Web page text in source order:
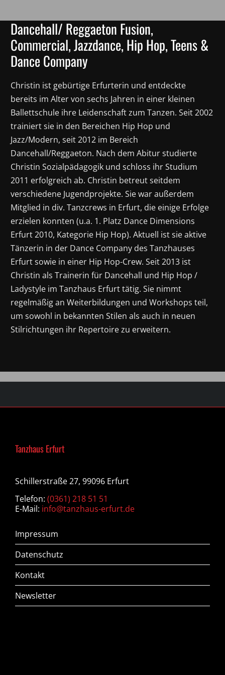
Dancehall/ Reggaeton Fusion,
Commercial, Jazzdance, Hip Hop, Teens &
Dance Company
Christin ist gebürtige Erfurterin und entdeckte
bereits im Alter von sechs Jahren in einer kleinen
Ballettschule ihre Leidenschaft zum Tanzen. Seit 2002
trainiert sie in den Bereichen Hip Hop und
Jazz/Modern, seit 2012 im Bereich
Dancehall/Reggaeton. Nach dem Abitur studierte
Christin Sozialpädagogik und schloss ihr Studium
2011 erfolgreich ab. Christin betreut seitdem
verschiedene Jugendprojekte. Sie war außerdem
Mitglied in div. Tanzcrews in Erfurt, die einige Erfolge
erzielen konnten (u.a. 1. Platz Dance Dimensions
Erfurt 2010, Kategorie Hip Hop). Aktuell ist sie aktive
Tänzerin in der Dance Company des Tanzhauses
Erfurt sowie in einer Hip Hop-Crew. Seit 2013 ist
Christin als Trainerin für Dancehall und Hip Hop /
Ladystyle im Tanzhaus Erfurt tätig. Sie nimmt
regelmäßig an Weiterbildungen und Workshops teil,
um sowohl in bekannten Stilen als auch in neuen
Stilrichtungen ihr Repertoire zu erweitern.
Tanzhaus Erfurt
Schillerstraße 27, 99096 Erfurt
Telefon: (0361) 218 51 51
E-Mail: info@tanzhaus-erfurt.de
Impressum
Datenschutz
Kontakt
Newsletter